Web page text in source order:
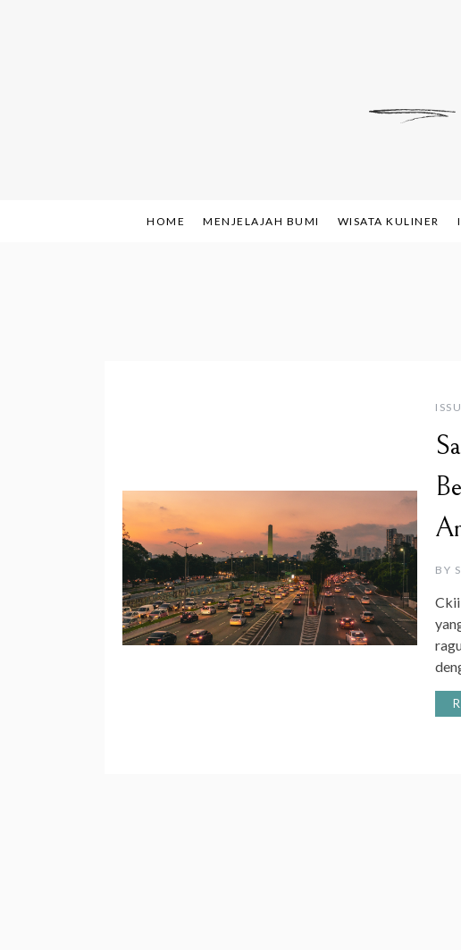
Indonesian Blog: Family
HOME MENJELAJAH BUMI WISATA KULINER
BY